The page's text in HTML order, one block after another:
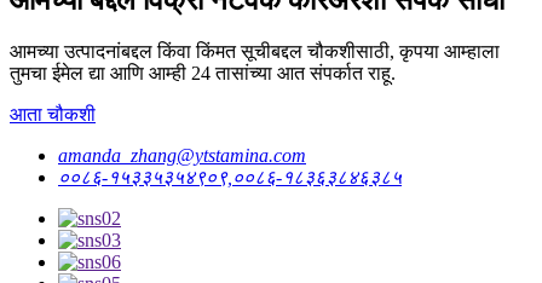
आमच्या उत्पादनांबद्दल किंवा किंमत सूचीबद्दल चौकशीसाठी, कृपया आम्हाला
तुमचा ईमेल द्या आणि आम्ही 24 तासांच्या आत संपर्कात राहू.
आता चौकशी
amanda_zhang@ytstamina.com
००८६-१५३३५३५४९०९,००८६-१८३६३८४६३८५